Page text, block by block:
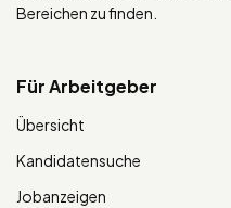
Bereichen zu finden.
Für Arbeitgeber
Übersicht
Kandidatensuche
Jobanzeigen